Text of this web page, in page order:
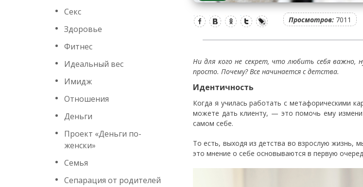
Секс
Здоровье
Фитнес
Идеальный вес
Имидж
Отношения
Деньги
Проект «Деньги по-
женски»
Семья
Сепарация от родителей
Просмотров: 7011
Ни для кого не секрет, что любить себя
просто. Почему? Все начинается с детства.
Идентичность
Когда я училась работать с метафорическими
можете дать клиенту, — это помочь ему
самом себе.
То есть, выходя из детства во взрослую жизнь,
это мнение о себе основываются в первую